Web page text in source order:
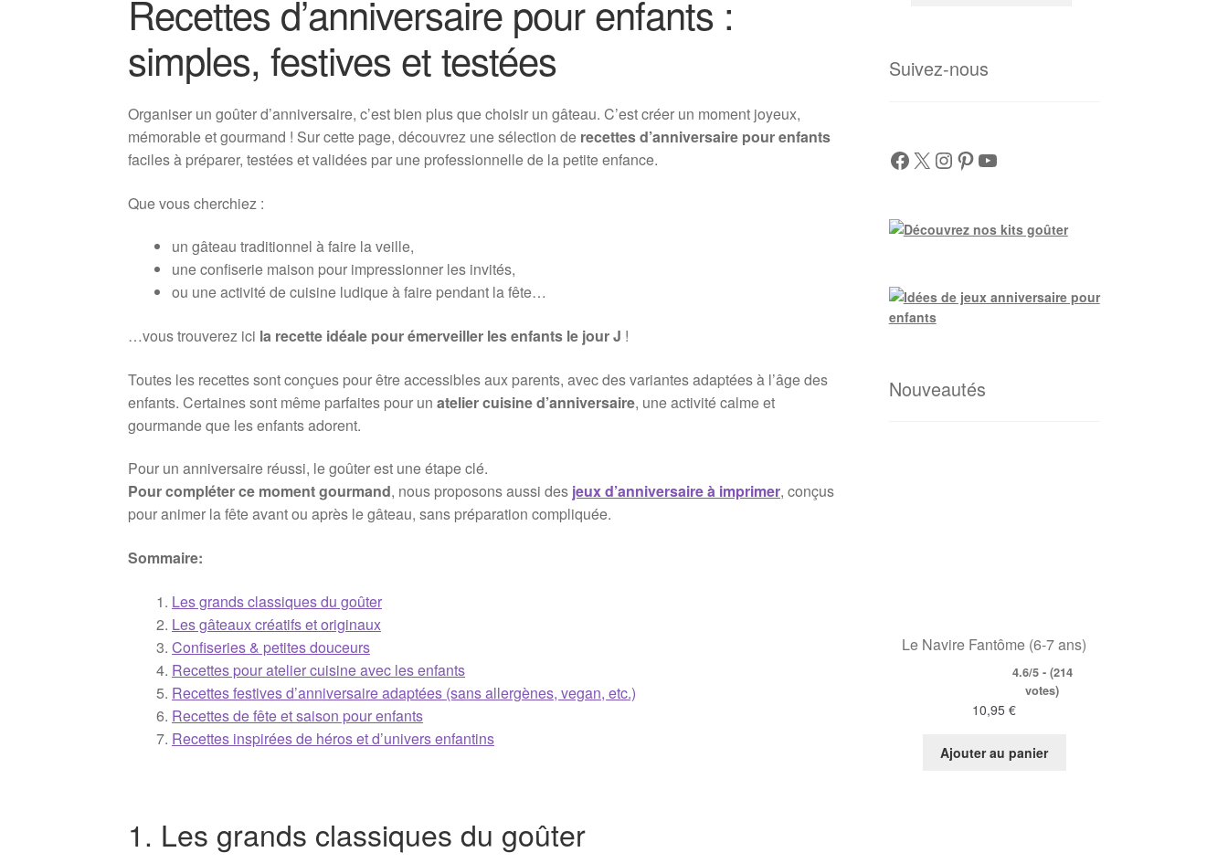
Recettes d’anniversaire pour enfants :
simples, festives et testées
Organiser un goûter d’anniversaire, c’est bien plus que choisir un gâteau. C’est créer un moment joyeux,
mémorable et gourmand ! Sur cette page, découvrez une sélection de recettes d’anniversaire pour enfants
faciles à préparer, testées et validées par une professionnelle de la petite enfance.
Que vous cherchiez :
un gâteau traditionnel à faire la veille,
une confiserie maison pour impressionner les invités,
ou une activité de cuisine ludique à faire pendant la fête…
…vous trouverez ici la recette idéale pour émerveiller les enfants le jour J !
Toutes les recettes sont conçues pour être accessibles aux parents, avec des variantes adaptées à l’âge des
enfants. Certaines sont même parfaites pour unatelier cuisine d’anniversaire, une activité calme et
gourmande que les enfants adorent.
Pour un anniversaire réussi, le goûter est une étape clé.
Pour compléter ce moment gourmand, nous proposons aussi des jeux d’anniversaire à imprimer, conçus
pour animer la fête avant ou après le gâteau, sans préparation compliquée.
Sommaire:
Les grands classiques du goûter
Les gâteaux créatifs et originaux
Confiseries & petites douceurs
Recettes pour atelier cuisine avec les enfants
Recettes festives d’anniversaire adaptées (sans allergènes, vegan, etc.)
Recettes de fête et saison pour enfants
Recettes inspirées de héros et d’univers enfantins
1. Les grands classiques du goûter
Suivez-nous
Facebook
X Instagram
Pinterest
YouTube
Nouveautés
Le Navire Fantôme (6-7 ans)
4.6/5 - (214
votes)
10,95€
Ajouter au panier